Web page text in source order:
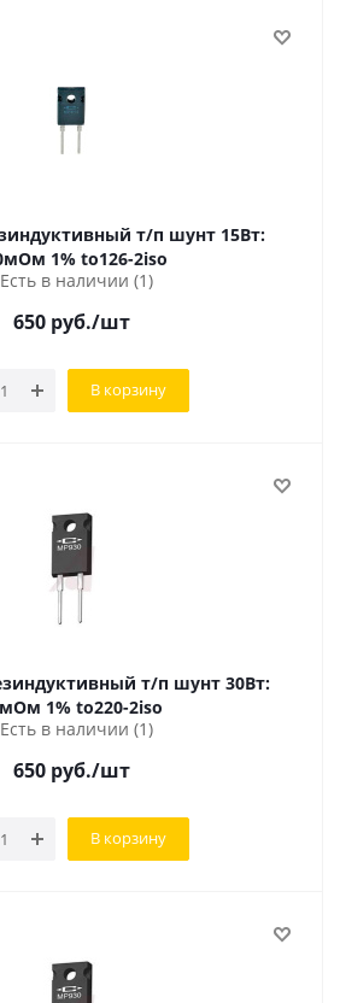
100мОм 1% to126-2iso
Есть в наличии (1)
650руб./шт
В корзину
20мОм 1% to220-2iso
Есть в наличии (1)
650руб./шт
В корзину